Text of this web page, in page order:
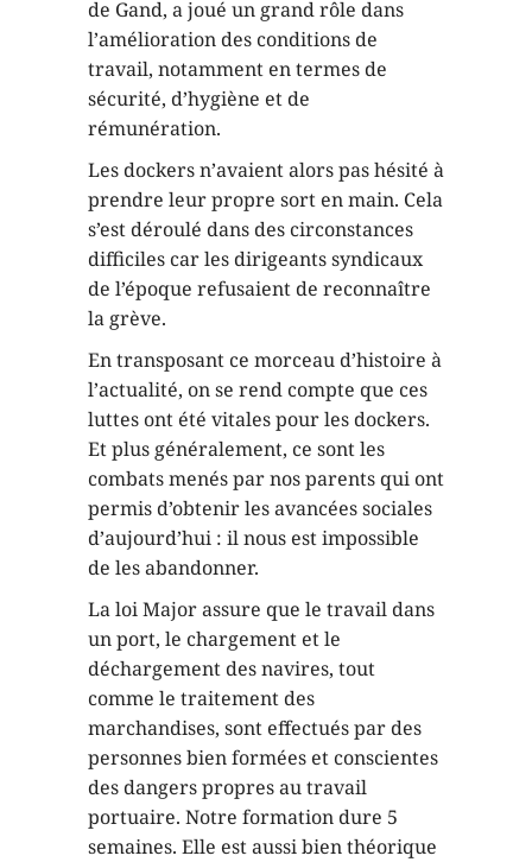
de Gand, a joué un grand rôle dans
l’amélioration des conditions de
travail, notamment en termes de
sécurité, d’hygiène et de
rémunération.
Les dockers n’avaient alors pas hésité à
prendre leur propre sort en main. Cela
s’est déroulé dans des circonstances
difficiles car les dirigeants syndicaux
de l’époque refusaient de reconnaître
la grève.
En transposant ce morceau d’histoire à
l’actualité, on se rend compte que ces
luttes ont été vitales pour les dockers.
Et plus généralement, ce sont les
combats menés par nos parents qui ont
permis d’obtenir les avancées sociales
d’aujourd’hui : il nous est impossible
de les abandonner.
La loi Major assure que le travail dans
un port, le chargement et le
déchargement des navires, tout
comme le traitement des
marchandises, sont effectués par des
personnes bien formées et conscientes
des dangers propres au travail
portuaire. Notre formation dure 5
semaines. Elle est aussi bien théorique